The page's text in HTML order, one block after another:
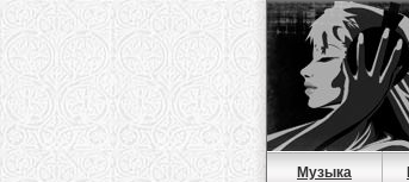
Музыка